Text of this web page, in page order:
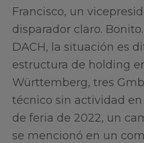
Francisco, un
disparador claro.
DACH, la situación es
estructura de holding
Württemberg, tres
técnico sin actividad
de feria de 2022, un
se mencionó en un